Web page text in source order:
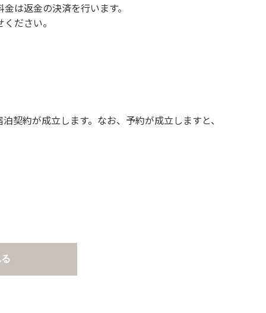
は返金の決済を行います。
ださい。
契約が成立します。なお、予約が成立しますと、